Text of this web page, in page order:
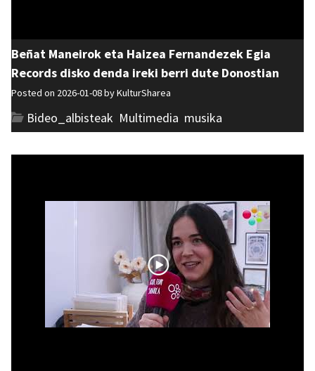
Beñat Maneirok eta Haizea Fernandezek Egia
Records disko denda ireki berri dute Donostian
Posted on 2026-01-08 byKulturSharea
Bideo_albisteak Multimedia musika